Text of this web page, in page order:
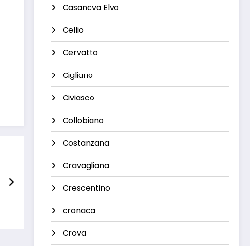
Casanova Elvo
Cellio
Cervatto
Cigliano
Civiasco
Collobiano
Costanzana
Cravagliana
Crescentino
cronaca
Crova